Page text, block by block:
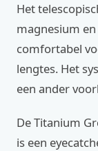
Het
magnesium
comfortabel
lengtes. Het
een ander
De Titanium
is een